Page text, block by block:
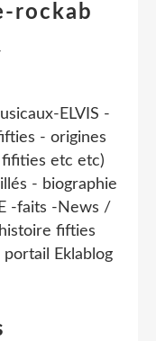
rockab
ELVIS -
- origines
etc etc)
- biographie
-faits -News /
fifties
portail Eklablog